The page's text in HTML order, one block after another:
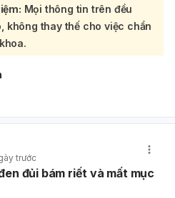
nếu trễ kinh thì thử thai sau
quan hệ** hoặc khi chậm kinh.
xanh, có mùi hôi, ngứa rát,
thường** thì nên đi khám phụ
Mọi thông tin trên đều
không thay thế cho việc chẩn
trước
đủi bám riết và mất mục